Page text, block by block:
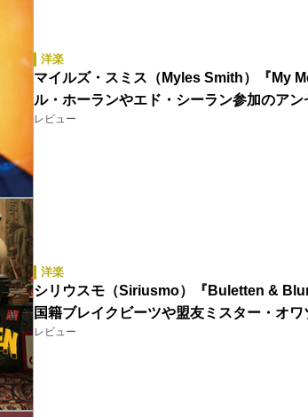
洋楽
マイルズ・スミス（Myles Smith）『My
ル・ホーランやエド・シーラン参加のア
レビュー
洋楽
シリウスモ（Siriusmo）『Buletten &
国籍ブレイクビーツや盟友ミスター・オワ
レビュー